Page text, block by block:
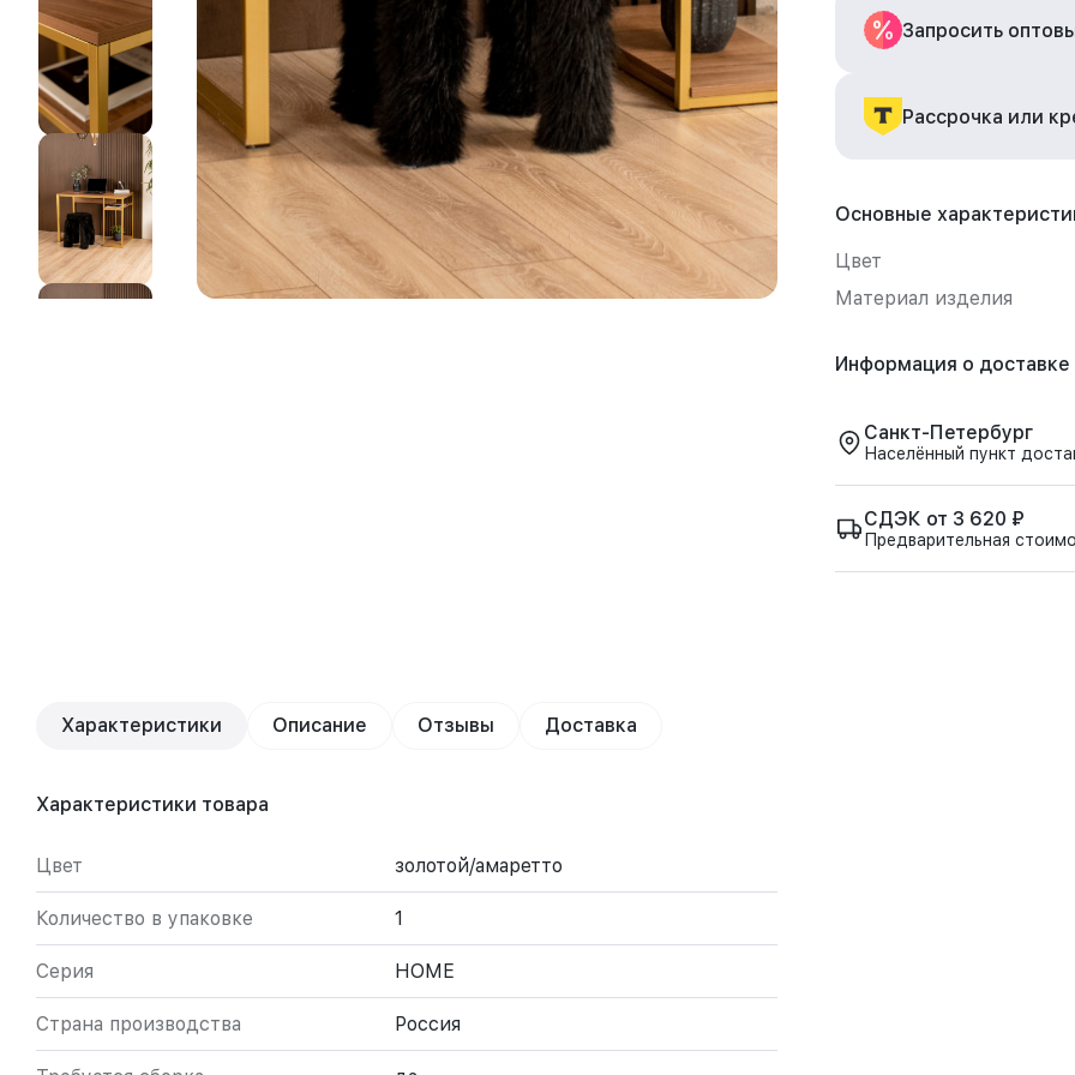
Запросить
Рассрочка или
Основные
Цвет
Материал изделия
Информация о доставке
Санкт-Петербург
Населённый пункт
СДЭК от 3 620 ₽
Предварительная
Характеристики Описание Отзывы Доставка
Характеристики товара
Цвет золотой/амаретто
Количество в упаковке 1
Серия HOME
Страна производства Россия